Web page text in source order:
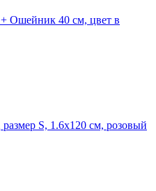
Ошейник 40 см, цвет в
S, 1.6х120 см, розовый